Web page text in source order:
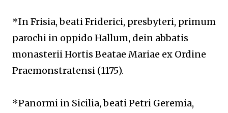
*In Frisia, beati Friderici, presbyteri, primum
parochi in oppido Hallum, dein abbatis
monasterii Hortis Beatae Mariae ex Ordine
Praemonstratensi (1175).
*Panormi in Sicilia, beati Petri Geremia,